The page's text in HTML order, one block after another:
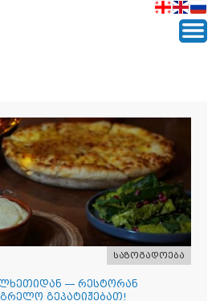
საზოგადოება
— რესტორან
გეპატიჟებათ!